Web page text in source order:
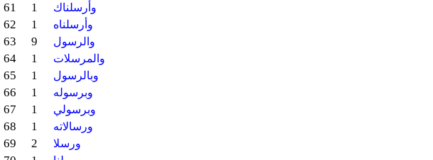
61 1 وأرسلناك
62 1 وأرسلناه
63 9 والرسول
64 1 والمرسلات
65 1 وبالرسول
66 1 وبرسوله
67 1 وبرسولي
68 1 ورسالاته
69 2 ورسلا